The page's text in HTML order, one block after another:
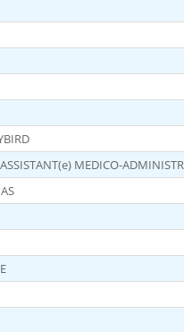
MEDICO-